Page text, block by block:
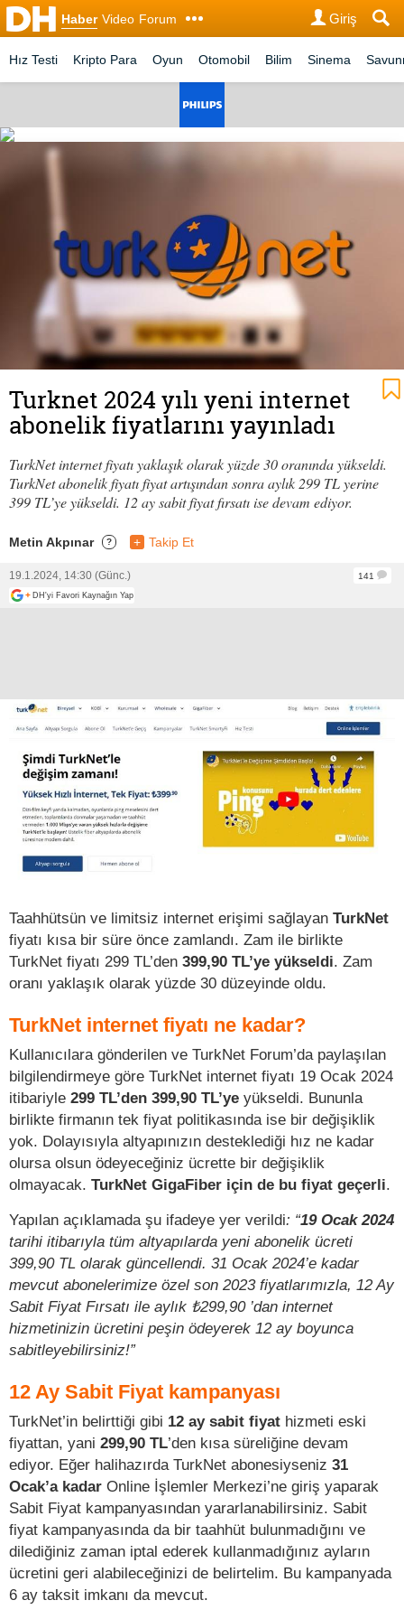
Haber Video Forum Giriş
Hız Testi Kripto Para Oyun Otomobil Bilim Sinema
Turknet 2024 yılı yeni internet
abonelik fiyatlarını yayınladı
TurkNet internet fiyatı yaklaşık olarak yüzde 30 oranında yükseldi.
TurkNet abonelik fiyatı fiyat artışından sonra aylık 299 TL yerine
399 TL’ye yükseldi. 12 ay sabit fiyat fırsatı ise devam ediyor.
Metin Akpınar ? + Takip Et
19.1.2024, 14:30 (Günc.)
141
+ DH'yi Favori Kaynağın Yap
Taahhütsün ve limitsiz internet erişimi sağlayan TurkNet
fiyatı kısa bir süre önce zamlandı. Zam ile birlikte
TurkNet fiyatı 299 TL’den 399,90 TL’ye yükseldi. Zam
oranı yaklaşık olarak yüzde 30 düzeyinde oldu.
TurkNet internet fiyatı ne kadar?
Kullanıcılara gönderilen ve TurkNet Forum’da paylaşılan
bilgilendirmeye göre TurkNet internet fiyatı 19 Ocak 2024
itibariyle 299 TL’den 399,90 TL’ye yükseldi. Bununla
birlikte firmanın tek fiyat politikasında ise bir değişiklik
yok. Dolayısıyla altyapınızın desteklediği hız ne kadar
olursa olsun ödeyeceğiniz ücrette bir değişiklik
olmayacak. TurkNet GigaFiber için de bu fiyat geçerli.
Yapılan açıklamada şu ifadeye yer verildi: “19 Ocak 2024
tarihi itibarıyla tüm altyapılarda yeni abonelik ücreti
399,90 TL olarak güncellendi. 31 Ocak 2024’e kadar
mevcut abonelerimize özel son 2023 fiyatlarımızla, 12 Ay
Sabit Fiyat Fırsatı ile aylık ₺299,90 ’dan internet
hizmetinizin ücretini peşin ödeyerek 12 ay boyunca
sabitleyebilirsiniz!”
12 Ay Sabit Fiyat kampanyası
TurkNet’in belirttiği gibi 12 ay sabit fiyat hizmeti eski
fiyattan, yani 299,90 TL’den kısa süreliğine devam
ediyor. Eğer halihazırda TurkNet abonesiyseniz 31
Ocak’a kadar Online İşlemler Merkezi’ne giriş yaparak
Sabit Fiyat kampanyasından yararlanabilirsiniz. Sabit
fiyat kampanyasında da bir taahhüt bulunmadığını ve
dilediğiniz zaman iptal ederek kullanmadığınız ayların
ücretini geri alabileceğinizi de belirtelim. Bu kampanyada
6 ay taksit imkanı da mevcut.